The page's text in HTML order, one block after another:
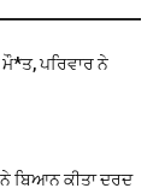
ਪਰਿਵਾਰ ਨੇ
ਨੇ ਬਿਆਨ ਕੀਤਾ ਦਰਦ